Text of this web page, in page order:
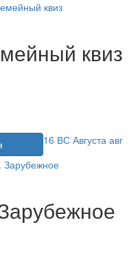
квиз
16 ВС Августа авг